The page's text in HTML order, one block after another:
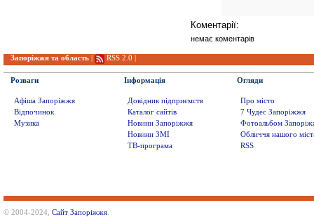
Коментарії:
немає коментарів
Запоріжжя та область RSS 2.0
Розваги
Афіша Запоріжжя
Відпочинок
Музика
Інформація
Довідник підприємств
Каталог сайтів
Новини Запоріжжя
Новини ЗМІ
ТВ-програма
Огляди
Про місто
7 Чудес Запоріжжя
Фотоальбом
Обличчя нашого
RSS
© 2004-2024, Сайт Запоріжжя